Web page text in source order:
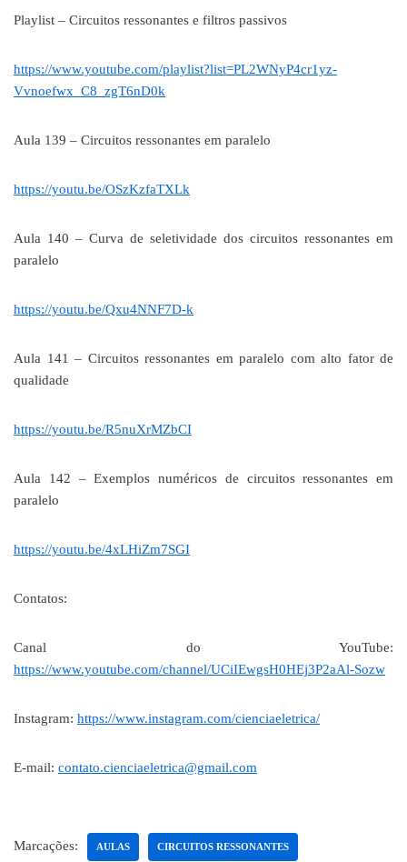
Playlist – Circuitos ressonantes e filtros passivos
https://www.youtube.com/playlist?list=PL2WNyP4cr1yz-
Vvnoefwx_C8_zgT6nD0k
Aula 139 – Circuitos ressonantes em paralelo
https://youtu.be/OSzKzfaTXLk
Aula 140 – Curva de seletividade dos circuitos ressonantes em
paralelo
https://youtu.be/Qxu4NNF7D-k
Aula 141 – Circuitos ressonantes em paralelo com alto fator de
qualidade
https://youtu.be/R5nuXrMZbCI
Aula 142 – Exemplos numéricos de circuitos ressonantes em
paralelo
https://youtu.be/4xLHiZm7SGI
Contatos:
Canal do YouTube:
https://www.youtube.com/channel/UCiIEwgsH0HEj3P2aAl-Sozw
Instagram: https://www.instagram.com/cienciaeletrica/
E-mail: contato.cienciaeletrica@gmail.com
Marcações: AULAS CIRCUITOS RESSONANTES